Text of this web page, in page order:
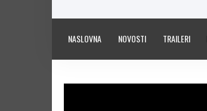
NASLOVNA NOVOSTI TRAILERI